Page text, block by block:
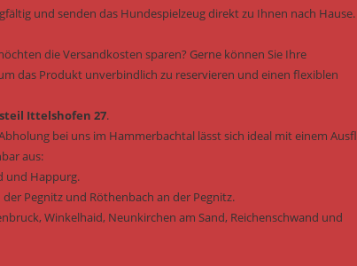
und senden das Hundespielzeug direkt zu Ihnen nach Hause.
die Versandkosten sparen? Gerne können Sie Ihre
das Produkt unverbindlich zu reservieren und einen flexiblen
Ittelshofen 27.
bei uns im Hammerbachtal lässt sich ideal mit einem
aus:
und Happurg.
Pegnitz und Röthenbach an der Pegnitz.
Winkelhaid, Neunkirchen am Sand, Reichenschwand und